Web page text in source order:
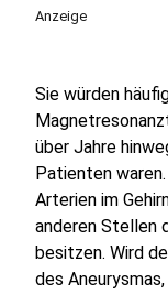
Anzeige
Sie würden
über Jahre
Patienten
Arterien im
anderen Stellen
besitzen. Wird
des